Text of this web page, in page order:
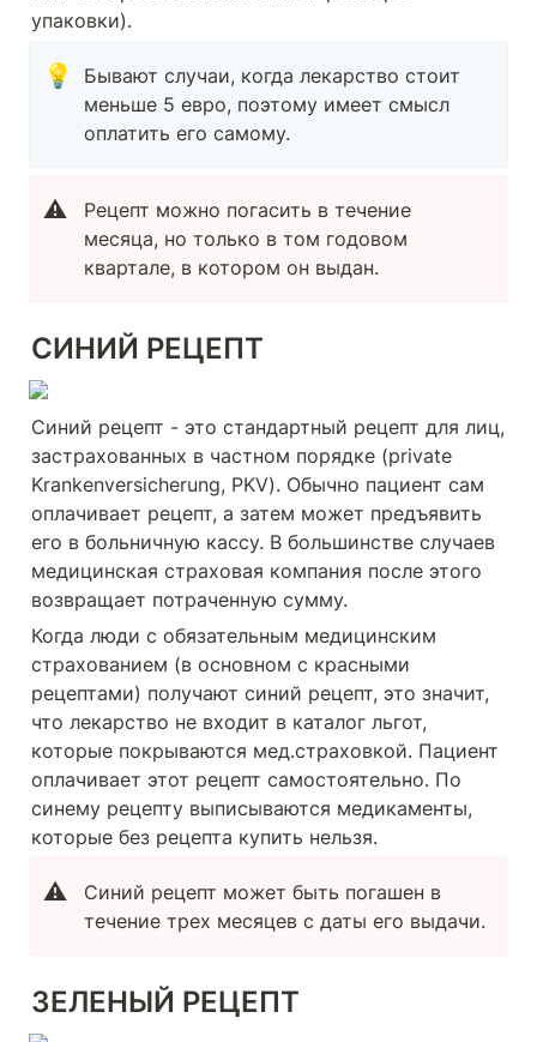
упаковки).
💡
Бывают случаи, когда лекарство стоит
меньше 5 евро, поэтому имеет смысл
оплатить его самому.
⚠️
Рецепт можно погасить в течение
месяца, но только в том годовом
квартале, в котором он выдан.
СИНИЙ РЕЦЕПТ
Синий рецепт - это стандартный рецепт для лиц,
застрахованных в частном порядке (private
Krankenversicherung, PKV). Обычно пациент сам
оплачивает рецепт, а затем может предъявить
его в больничную кассу. В большинстве случаев
медицинская страховая компания после этого
возвращает потраченную сумму.
Когда люди с обязательным медицинским
страхованием (в основном с красными
рецептами) получают синий рецепт, это значит,
что лекарство не входит в каталог льгот,
которые покрываются мед.страховкой. Пациент
оплачивает этот рецепт самостоятельно. По
синему рецепту выписываются медикаменты,
которые без рецепта купить нельзя.
⚠️
Синий рецепт может быть погашен в
течение трех месяцев с даты его выдачи.
ЗЕЛЕНЫЙ РЕЦЕПТ